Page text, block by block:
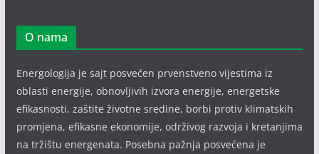
O nama
Energologija je sajt posvećen prvenstveno vijestima iz
oblasti energije, obnovljivih izvora energije, energetske
efikasnosti, zaštite životne sredine, borbi protiv klimatskih
promjena, efikasne ekonomije, održivog razvoja i kretanjima
na tržištu energenata. Posebna pažnja posvećena je